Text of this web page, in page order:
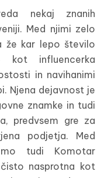
nekaj znanih
Med njimi zelo
že kar lepo število
kot influencerka
in navihanimi
Njena dejavnost je
znamke in tudi
predvsem gre za
podjetja. Med
tudi Komotar
nasprotna kot